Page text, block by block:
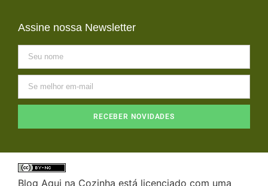
Assine nossa Newsletter
RECEBER NOVIDADES
Blog Aqui na Cozinha está licenciado com uma